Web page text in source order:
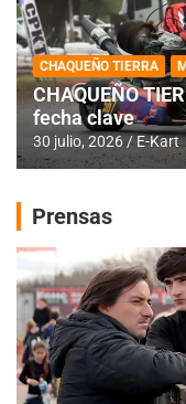
CHAQUEÑO TIERRA
CHAQUEÑO
fecha clave
30 julio, 2026 E-Kart
Prensas